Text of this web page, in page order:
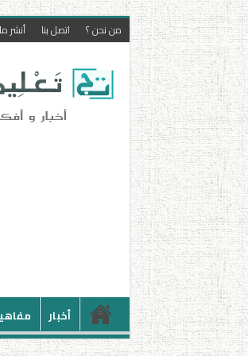
من نحن ؟ اتصل بنا أنشر
أخبار